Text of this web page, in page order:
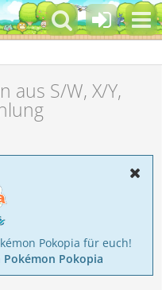
aus S/W, X/Y,
Pokopia für euch!
Pokopia